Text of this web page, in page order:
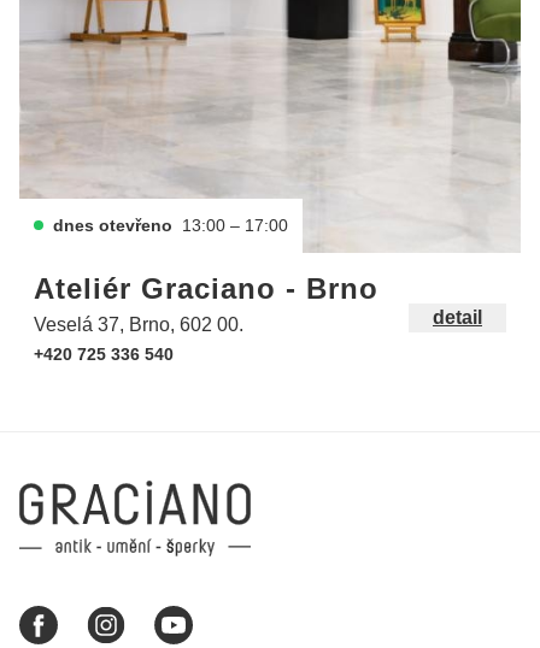
dnes otevřeno 13:00 – 17:00
Ateliér Graciano - Brno
Veselá 37, Brno, 602 00.
+420 725 336 540
detail